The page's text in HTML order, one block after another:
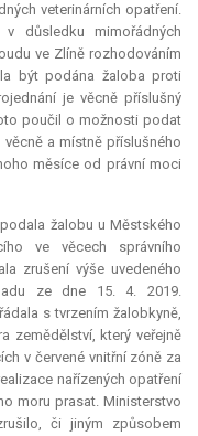
veterinárních opatření.
důsledku mimořádných
ve Zlíně rozhodováním
být podána žaloba proti
je věcně příslušný
poučil o možnosti podat
a místně příslušného
měsíce od právní moci
žalobu u Městského
ve věcech správního
zrušení výše uvedeného
ze dne 15. 4. 2019.
s tvrzením žalobkyně,
zemědělství, který veřejně
v červené vnitřní zóně za
nařízených opatření
moru prasat. Ministerstvo
či jiným způsobem